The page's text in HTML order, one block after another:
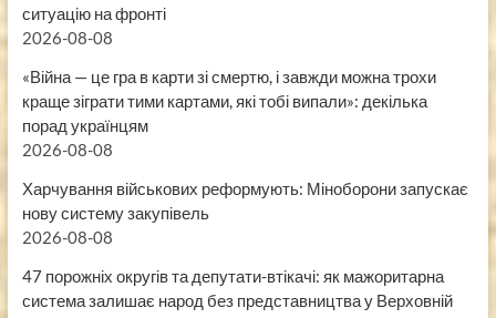
ситуацію на фронті
2026-08-08
«Війна — це гра в карти зі смертю, і завжди можна трохи
краще зіграти тими картами, які тобі випали»: декілька
порад українцям
2026-08-08
Харчування військових реформують: Міноборони запускає
нову систему закупівель
2026-08-08
47 порожніх округів та депутати-втікачі: як мажоритарна
система залишає народ без представництва у Верховній